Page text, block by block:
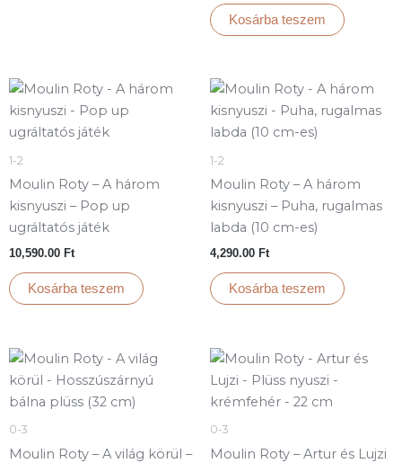
Kosárba teszem
1-2
Moulin Roty – A három
kisnyuszi – Pop up
ugráltatós játék
10,590.00 Ft
Kosárba teszem
1-2
Moulin Roty – A három
kisnyuszi – Puha, rugalmas
labda (10 cm-es)
4,290.00 Ft
Kosárba teszem
0-3
Moulin Roty – A világ körül –
0-3
Moulin Roty – Artur és Lujzi